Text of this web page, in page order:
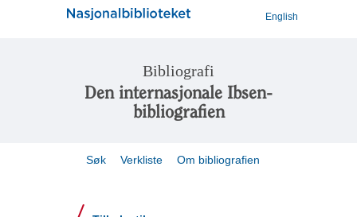
English
Bibliografi
Den internasjonale Ibsen-
bibliografien
Søk Verkliste Om bibliografien